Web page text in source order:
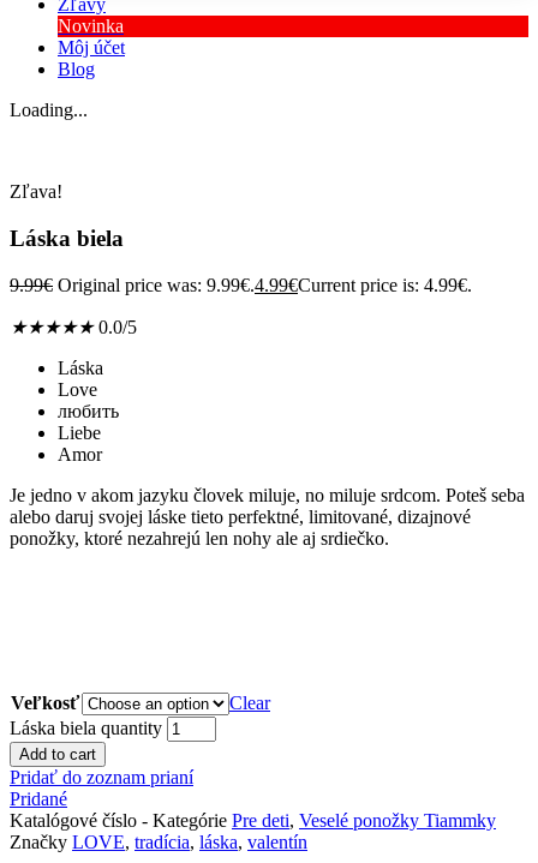
Zľavy
Novinka
Môj účet
Blog
Loading...
Zľava!
Láska biela
9.99€ Original price was: 9.99€.4.99€Current price is: 4.99€.
★★★★★ 0.0/5
Láska
Love
любить
Liebe
Amor
Je jedno v akom jazyku človek miluje, no miluje srdcom. Poteš seba
alebo daruj svojej láske tieto perfektné, limitované, dizajnové
ponožky, ktoré nezahrejú len nohy ale aj srdiečko.
Veľkosť
Clear
Láska biela quantity
Add to cart
Pridať do zoznam prianí
Pridané
Katalógové číslo - Kategórie Pre deti, Veselé ponožky Tiammky
Značky LOVE, tradícia, láska, valentín